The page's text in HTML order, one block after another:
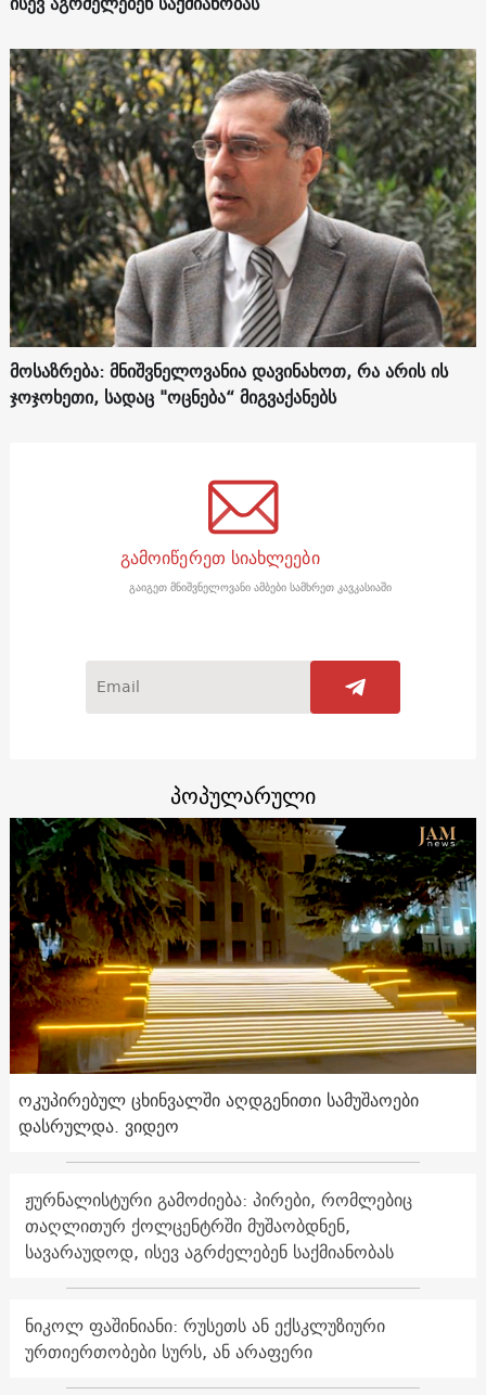
მოსაზრება: მნიშვნელოვანია დავინახოთ, რა არის ის
ჯოჯოხეთი, სადაც "ოცნება“ მიგვაქანებს
გამოიწერეთ სიახლეები
გაიგეთ მნიშვნელოვანი ამბები სამხრეთ კავკასიაში
პოპულარული
ოკუპირებულ ცხინვალში აღდგენითი სამუშაოები
დასრულდა. ვიდეო
ჟურნალისტური გამოძიება: პირები, რომლებიც
თაღლითურ ქოლცენტრში მუშაობდნენ,
სავარაუდოდ, ისევ აგრძელებენ საქმიანობას
ნიკოლ ფაშინიანი: რუსეთს ან ექსკლუზიური
ურთიერთობები სურს, ან არაფერი